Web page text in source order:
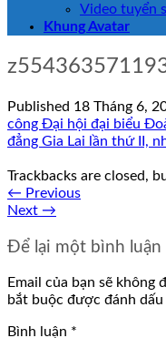
Video tuyển
Khung Avatar
Published 18 Tháng 6,
công Đại hội đại biểu
đẳng Gia Lai lần thứ II,
Trackbacks are closed,
← Previous
Next →
Để lại một bình luận
Email của bạn sẽ không
bắt buộc được đánh dấu
Bình luận *